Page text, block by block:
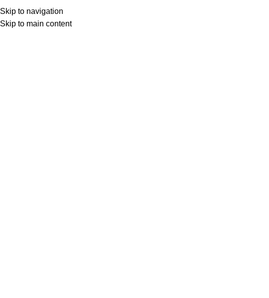
Skip to navigation
Skip to main content